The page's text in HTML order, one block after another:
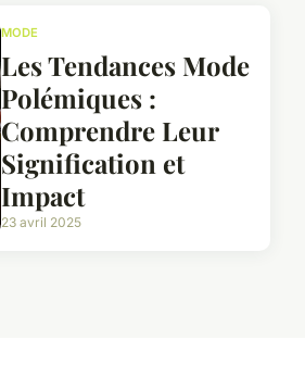
MODE
Les Tendances Mode
Polémiques :
Comprendre Leur
Signification et
Impact
23 avril 2025